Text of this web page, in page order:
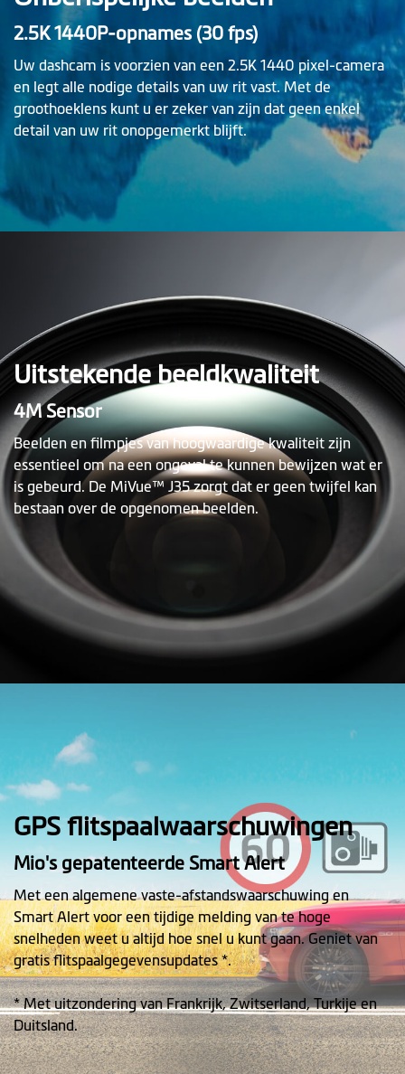
2.5K 1440P-opnames (30 fps)
Uw dashcam is voorzien van een 2.5K 1440 pixel-camera
en legt alle nodige details van uw rit vast. Met de
groothoeklens kunt u er zeker van zijn dat geen enkel
detail van uw rit onopgemerkt blijft.
Uitstekende beeldkwaliteit
4M Sensor
Beelden en filmpjes van hoogwaardige kwaliteit zijn
essentieel om na een ongeval te kunnen bewijzen wat er
is gebeurd. De MiVue™ J35 zorgt dat er geen twijfel kan
bestaan over de opgenomen beelden.
GPS flitspaalwaarschuwingen
Mio's gepatenteerde Smart Alert
Met een algemene vaste-afstandswaarschuwing en
Smart Alert voor een tijdige melding van te hoge
snelheden weet u altijd hoe snel u kunt gaan. Geniet van
gratis flitspaalgegevensupdates *.
* Met uitzondering van Frankrijk, Zwitserland, Turkije en
Duitsland.